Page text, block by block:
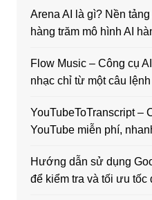
Arena AI là gì? Nền
hàng trăm mô hình AI
Flow Music – Công cụ
nhạc chỉ từ một câu lệnh
YouTubeToTranscript –
YouTube miễn phí,
Hướng dẫn sử dụng
để kiểm tra và tối ưu tốc